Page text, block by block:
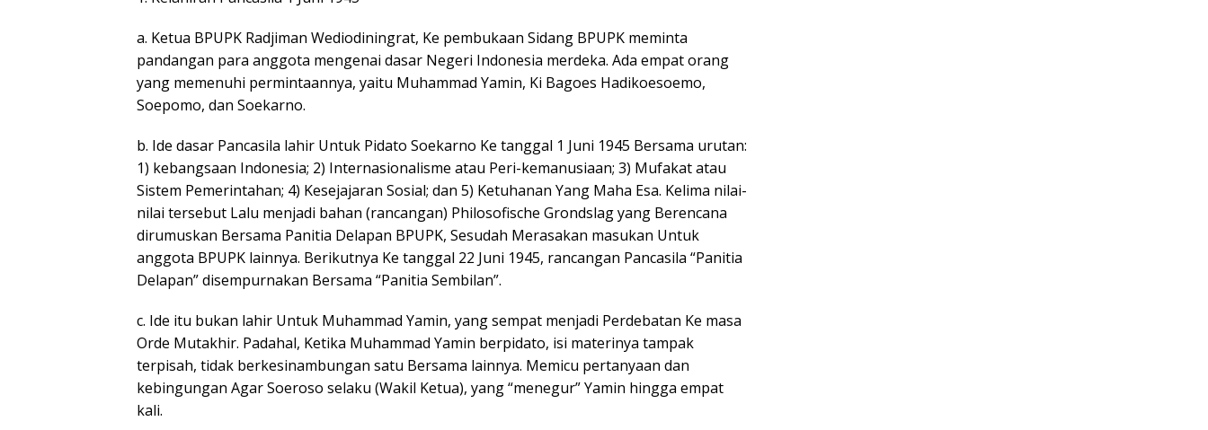
a. Ketua BPUPK Radjiman Wediodiningrat, Ke pembukaan Sidang BPUPK meminta
pandangan para anggota mengenai dasar Negeri Indonesia merdeka. Ada empat orang
yang memenuhi permintaannya, yaitu Muhammad Yamin, Ki Bagoes Hadikoesoemo,
Soepomo, dan Soekarno.
b. Ide dasar Pancasila lahir Untuk Pidato Soekarno Ke tanggal 1 Juni 1945 Bersama urutan:
1) kebangsaan Indonesia; 2) Internasionalisme atau Peri-kemanusiaan; 3) Mufakat atau
Sistem Pemerintahan; 4) Kesejajaran Sosial; dan 5) Ketuhanan Yang Maha Esa. Kelima nilai-
nilai tersebut Lalu menjadi bahan (rancangan) Philosofische Grondslag yang Berencana
dirumuskan Bersama Panitia Delapan BPUPK, Sesudah Merasakan masukan Untuk
anggota BPUPK lainnya. Berikutnya Ke tanggal 22 Juni 1945, rancangan Pancasila “Panitia
Delapan” disempurnakan Bersama “Panitia Sembilan”.
c. Ide itu bukan lahir Untuk Muhammad Yamin, yang sempat menjadi Perdebatan Ke masa
Orde Mutakhir. Padahal, Ketika Muhammad Yamin berpidato, isi materinya tampak
terpisah, tidak berkesinambungan satu Bersama lainnya. Memicu pertanyaan dan
kebingungan Agar Soeroso selaku (Wakil Ketua), yang “menegur” Yamin hingga empat
kali.